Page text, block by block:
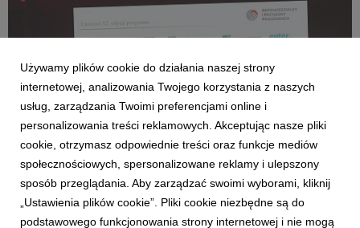
AKTUALNOŚCI
Europa Ubezpieczenia z nagrodą
„Odpowiedzialny i Przyjazny Pracodawca”
20 maja 2026
Używamy plików cookie do działania naszej strony
internetowej, analizowania Twojego korzystania z naszych
usług, zarządzania Twoimi preferencjami online i
personalizowania treści reklamowych. Akceptując nasze pliki
cookie, otrzymasz odpowiednie treści oraz funkcje mediów
społecznościowych, spersonalizowane reklamy i ulepszony
sposób przeglądania. Aby zarządzać swoimi wyborami, kliknij
„Ustawienia plików cookie”. Pliki cookie niezbędne są do
podstawowego funkcjonowania strony internetowej i nie mogą